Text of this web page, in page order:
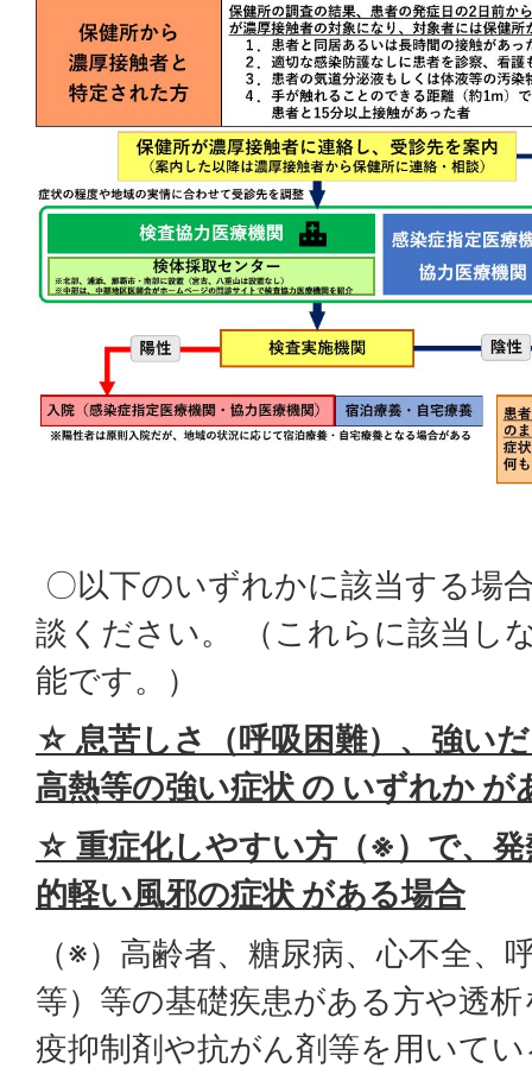
〇以下のいずれかに該当する場
談ください。 （これらに該当し
能です。）
☆ 息苦しさ（呼吸困難）、強い
高熱等の強い症状 の いずれか が
☆ 重症化しやすい方（※）で、
的軽い風邪の症状 がある場合
（※）高齢者、糖尿病、心不全、
等）等の基礎疾患がある方や透
疫抑制剤や抗がん剤等を用いて